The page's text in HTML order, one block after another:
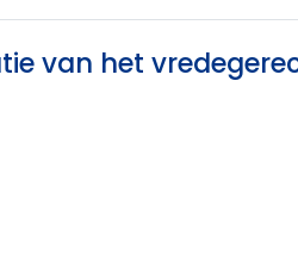
van het